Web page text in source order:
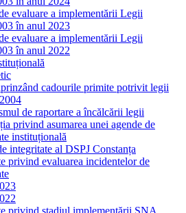
evaluare a implementării Legii
în anul 2023
evaluare a implementării Legii
în anul 2022
cadourile primite potrivit legii
de raportare a încălcării legii
privind asumarea unei agende de
instituțională
integritate al DSPJ Constanța
privind evaluarea incidentelor de
privind stadiul implementării SNA